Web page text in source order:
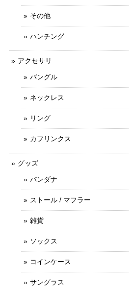
その他
ハンチング
アクセサリ
バングル
ネックレス
リング
カフリンクス
グッズ
バンダナ
ストール / マフラー
雑貨
ソックス
コインケース
サングラス